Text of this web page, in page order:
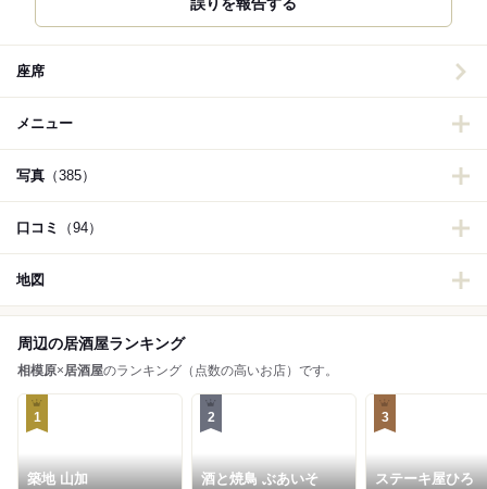
誤りを報告する
座席
メニュー
写真 （385）
口コミ （94）
地図
周辺の居酒屋ランキング
相模原×居酒屋のランキング（点数の高いお店）です。
1
築地 山加
2
酒と焼鳥 ぶあいそ
3
ステーキ屋ひろ